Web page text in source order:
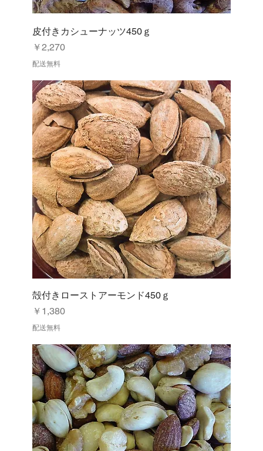
皮付きカシューナッツ450ｇ
価格
￥2,270
配送無料
殻付きローストアーモンド450ｇ
価格
￥1,380
配送無料